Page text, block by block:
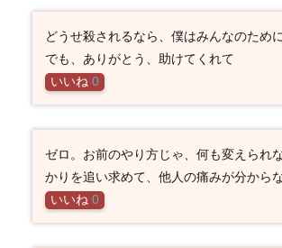
どうせ殺されるなら、僕はみんなのため
でも、ありがとう、助けてくれて
いいね 0
ゼロ。お前のやり方じゃ、何も変えられ
かりを追い求めて、他人の痛みが分から
いいね 0